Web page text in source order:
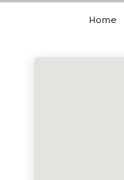
Home